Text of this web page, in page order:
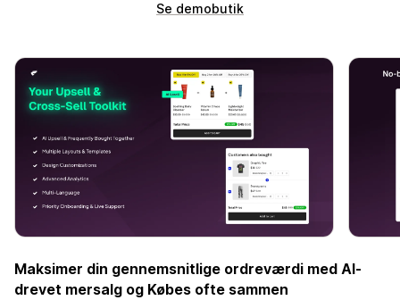
Se demobutik
Maksimer din gennemsnitlige ordreværdi med AI-
drevet mersalg og Købes ofte sammen